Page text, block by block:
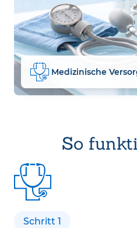
So
Schritt 1